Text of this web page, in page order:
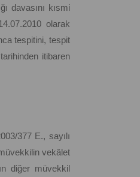
davasını kısmi
olarak
tespitini, tespit
itibaren
377 E., sayılı
vekâlet
diğer müvekkil